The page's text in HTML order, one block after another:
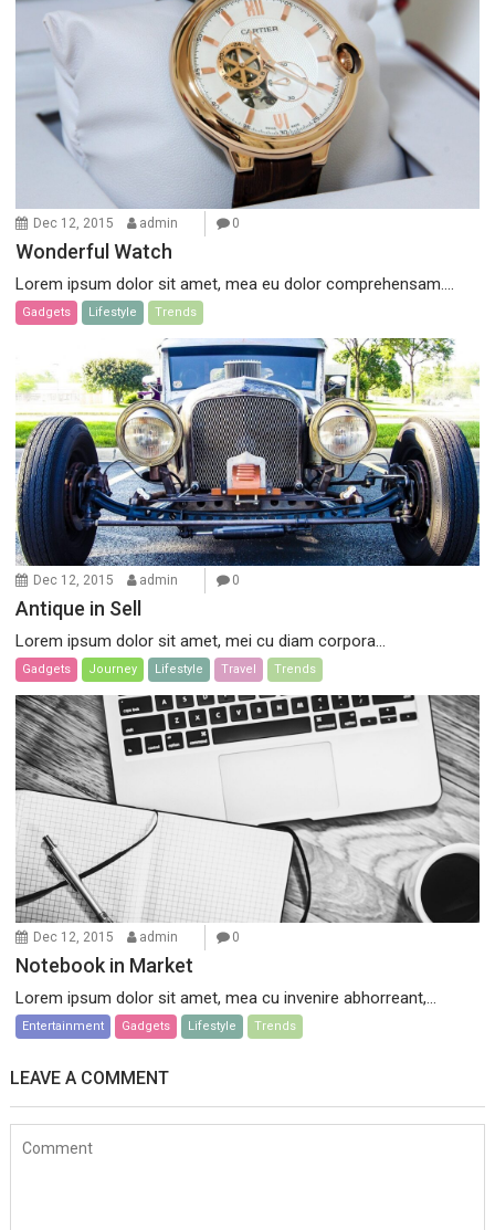
Dec 12, 2015 admin 0
Wonderful Watch
Lorem ipsum dolor sit amet, mea eu dolor comprehensam....
Gadgets Lifestyle Trends
Dec 12, 2015 admin 0
Antique in Sell
Lorem ipsum dolor sit amet, mei cu diam corpora...
Gadgets Journey Lifestyle Travel Trends
Dec 12, 2015 admin 0
Notebook in Market
Lorem ipsum dolor sit amet, mea cu invenire abhorreant,...
Entertainment Gadgets Lifestyle Trends
LEAVE A COMMENT